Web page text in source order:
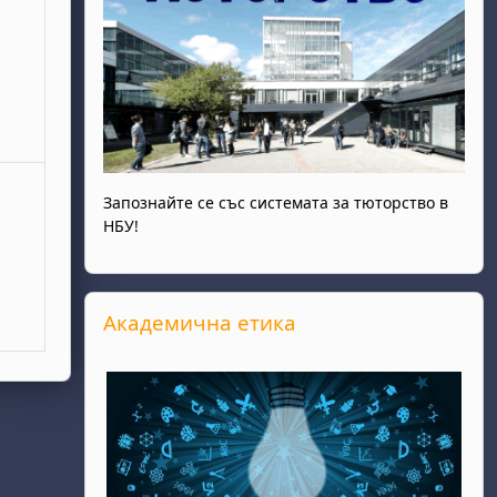
Запознайте се със системата за тюторство в
НБУ!
Прескочи Академична етика
Академична етика